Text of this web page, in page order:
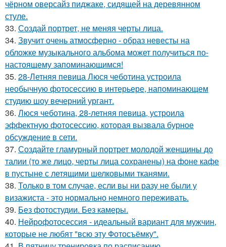
чёрном оверсайз пиджаке, сидящей на деревянном
стуле.
33. Создай портрет, не меняя черты лица.
34. Звучит очень атмосферно - образ невесты на
обложке музыкального альбома может получиться по-
настоящему запоминающимся!
35. 28-Летняя певица Люся чеботина устроила
необычную фотосессию в интерьере, напоминающем
студию шоу вечерний ургант.
36. Люся чеботина, 28-летняя певица, устроила
эффектную фотосессию, которая вызвала бурное
обсуждение в сети.
37. Создайте гламурный портрет молодой женщины до
талии (то же лицо, черты лица сохранены) на фоне кафе
в пустыне с летящими шелковыми тканями.
38. Только в том случае, если вы ни разу не были у
визажиста - это нормально немного переживать.
39. Без фотостудии. Без камеры.
40. Нейрофотосессия - идеальный вариант для мужчин,
которые не любят "всю эту Фотосъёмку".